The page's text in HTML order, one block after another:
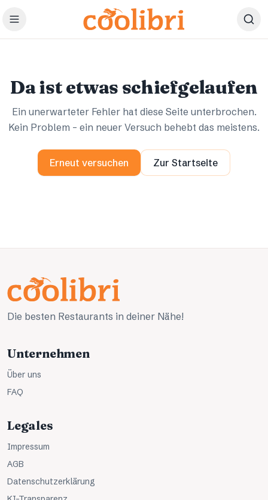
Zum Hauptinhalt springen
Da ist etwas schiefgelaufen
Ein unerwarteter Fehler hat diese Seite unterbrochen.
Kein Problem – ein neuer Versuch behebt das meistens.
Erneut versuchen Zur Startseite
Die besten Restaurants in deiner Nähe!
Unternehmen
Über uns
FAQ
Legales
Impressum
AGB
Datenschutzerklärung